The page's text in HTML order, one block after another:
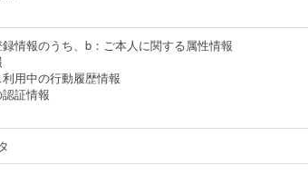
情報のうち、b：ご本人に関する属性情報
用中の行動履歴情報
証情報